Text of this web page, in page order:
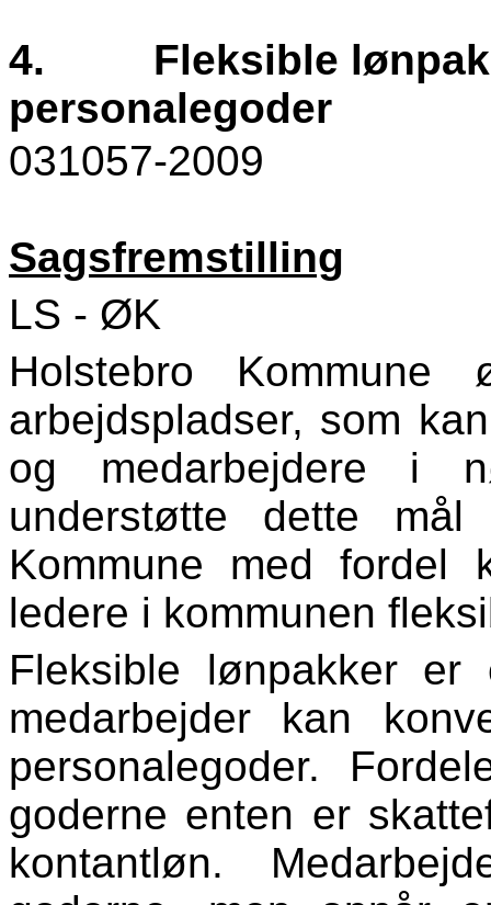
4.
Fleksible
personalegoder
031057-2009
Sagsfremstilling
LS - ØK
Holstebro
arbejdspladser, som
og medarbejdere i
understøtte dette
Kommune med fordel
ledere i kommunen
Fleksible lønpakker
medarbejder kan
personalegoder.
goderne enten er
kontantløn.